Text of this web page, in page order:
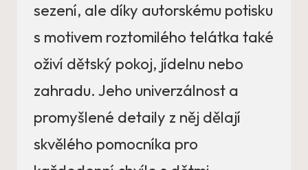
sezení, ale díky autorskému potisku
s motivem roztomilého telátka také
oživí dětský pokoj, jídelnu nebo
zahradu. Jeho univerzálnost a
promyšlené detaily z něj dělají
skvělého pomocníka pro